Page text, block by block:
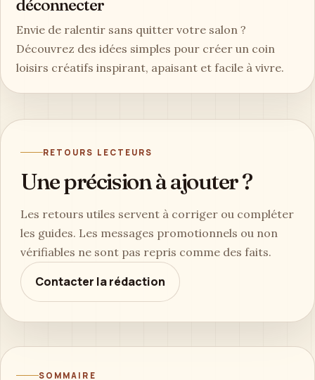
déconnecter
Envie de ralentir sans quitter votre salon ?
Découvrez des idées simples pour créer un coin
loisirs créatifs inspirant, apaisant et facile à vivre.
RETOURS LECTEURS
Une précision à ajouter ?
Les retours utiles servent à corriger ou compléter
les guides. Les messages promotionnels ou non
vérifiables ne sont pas repris comme des faits.
Contacter la rédaction
SOMMAIRE